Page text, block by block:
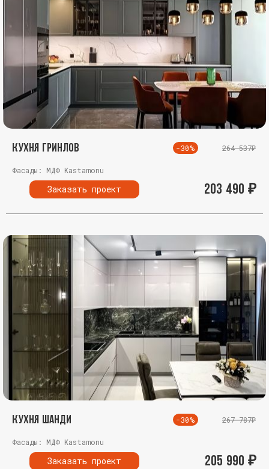
Кухня Гринлов -30% 264 537₽
Фасады: МДФ Kastamonu
Заказать проект 203 490 ₽
Кухня Шанди -30% 267 787₽
Фасады: МДФ Kastamonu
Заказать проект 205 990 ₽